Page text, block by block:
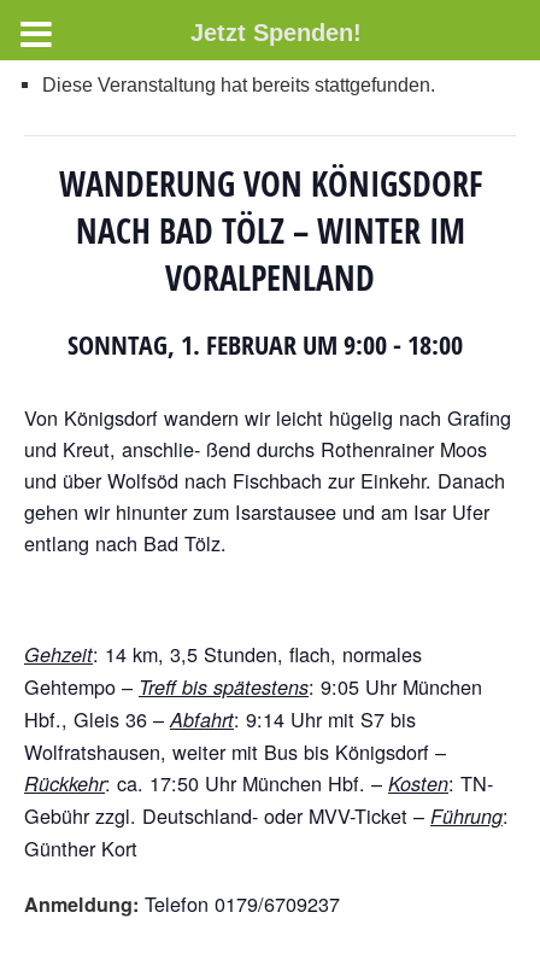
Diese Veranstaltung hat bereits stattgefunden.
WANDERUNG VON KÖNIGSDORF
NACH BAD TÖLZ – WINTER IM
VORALPENLAND
SONNTAG, 1. FEBRUAR UM 9:00- 18:00
Von Königsdorf wandern wir leicht hügelig nach Grafing
und Kreut, anschlie- ßend durchs Rothenrainer Moos
und über Wolfsöd nach Fischbach zur Einkehr. Danach
gehen wir hinunter zum Isarstausee und am Isar Ufer
entlang nach Bad Tölz.
Gehzeit: 14 km, 3,5 Stunden, flach, normales
Gehtempo – Treff bis spätestens: 9:05 Uhr München
Hbf., Gleis 36 –Abfahrt: 9:14 Uhr mit S7 bis
Wolfratshausen, weiter mit Bus bis Königsdorf –
Rückkehr: ca. 17:50 Uhr München Hbf. – Kosten: TN-
Gebühr zzgl. Deutschland- oder MVV-Ticket – Führung:
Günther Kort
Anmeldung: Telefon 0179/6709237
Jetzt Spenden!